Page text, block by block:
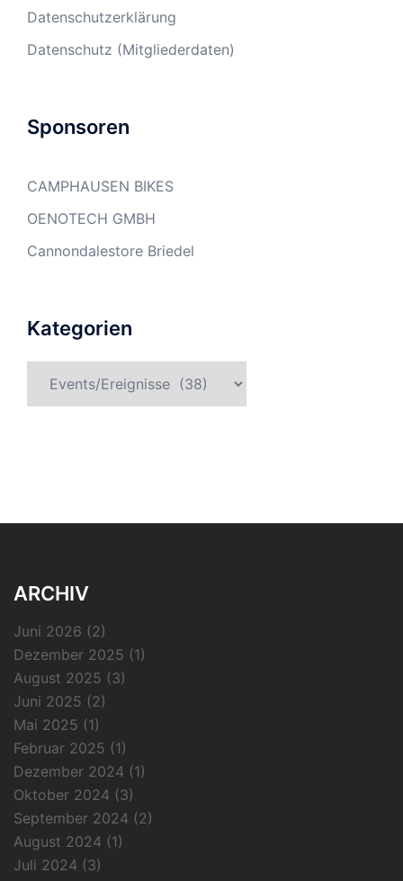
Datenschutzerklärung
Datenschutz (Mitgliederdaten)
Sponsoren
CAMPHAUSEN BIKES
OENOTECH GMBH
Cannondalestore Briedel
Kategorien
ARCHIV
Juni 2026 (2)
Dezember 2025 (1)
August 2025 (3)
Juni 2025 (2)
Mai 2025 (1)
Februar 2025 (1)
Dezember 2024 (1)
Oktober 2024 (3)
September 2024 (2)
August 2024 (1)
Juli 2024 (3)